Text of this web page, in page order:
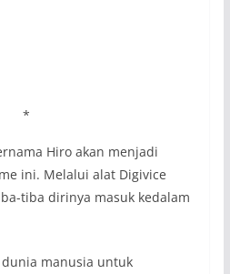
*
Hiro akan menjadi
ini. Melalui alat Digivice
tiba dirinya masuk kedalam
manusia untuk